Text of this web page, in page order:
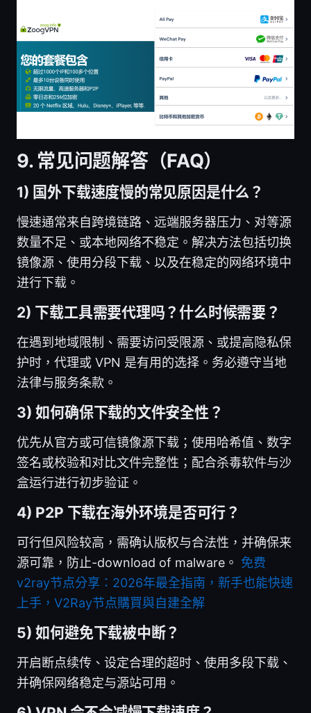
9. 常见问题解答（FAQ）
1) 国外下载速度慢的常见原因是什么？
慢速通常来自跨境链路、远端服务器压力、对等源
数量不足、或本地网络不稳定。解决方法包括切换
镜像源、使用分段下载、以及在稳定的网络环境中
进行下载。
2) 下载工具需要代理吗？什么时候需要？
在遇到地域限制、需要访问受限源、或提高隐私保
护时，代理或 VPN 是有用的选择。务必遵守当地
法律与服务条款。
3) 如何确保下载的文件安全性？
优先从官方或可信镜像源下载；使用哈希值、数字
签名或校验和对比文件完整性；配合杀毒软件与沙
盒运行进行初步验证。
4) P2P 下载在海外环境是否可行？
可行但风险较高，需确认版权与合法性，并确保来
源可靠，防止-download of malware。 免费
v2ray节点分享：2026年最全指南，新手也能快速
上手，V2Ray节点購買與自建全解
5) 如何避免下载被中断？
开启断点续传、设定合理的超时、使用多段下载、
并确保网络稳定与源站可用。